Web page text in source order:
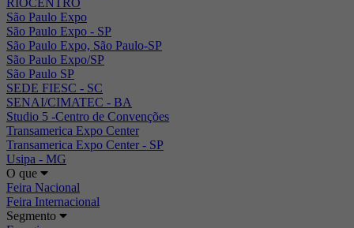
São Paulo Expo
São Paulo Expo - SP
São Paulo Expo, São Paulo-SP
São Paulo Expo/SP
São Paulo SP
SEDE FIESC - SC
SENAI/CIMATEC - BA
Studio 5 -Centro de Convenções
Transamerica Expo Center
Transamerica Expo Center - SP
Usipa - MG
O que
Feira Nacional
Feira Internacional
Segmento